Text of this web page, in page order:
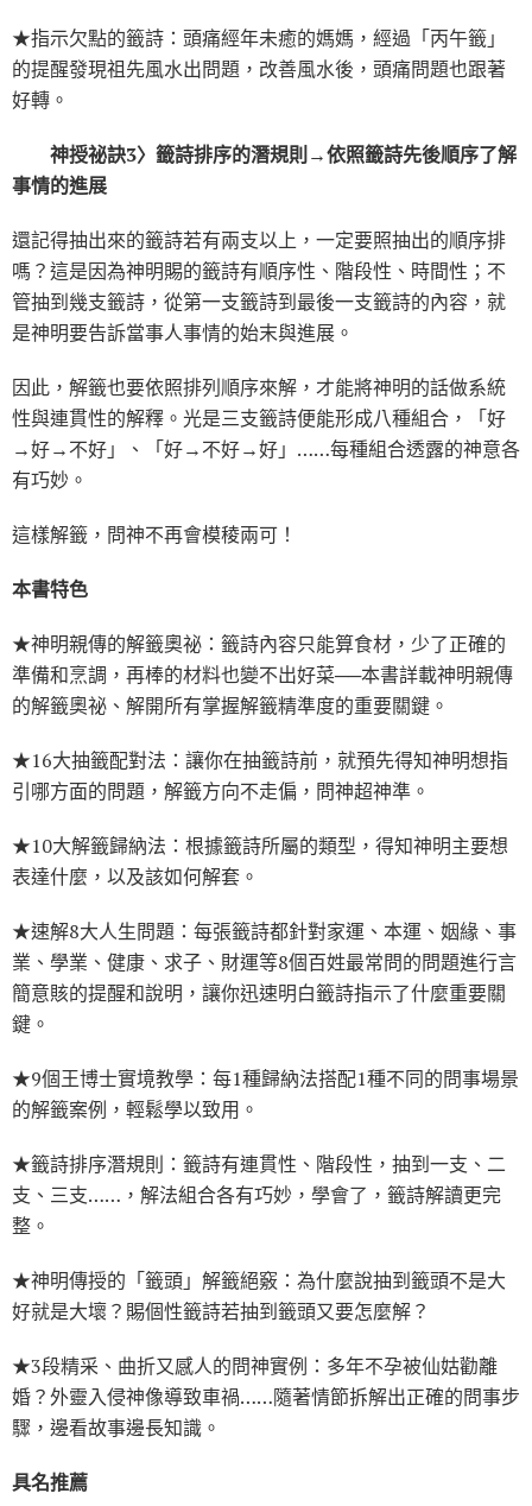
★指示欠點的籤詩：頭痛經年未癒的媽媽，經過「丙午籤」
的提醒發現祖先風水出問題，改善風水後，頭痛問題也跟著
好轉。
神授祕訣3〉籤詩排序的潛規則→依照籤詩先後順序了解
事情的進展
還記得抽出來的籤詩若有兩支以上，一定要照抽出的順序排
嗎？這是因為神明賜的籤詩有順序性、階段性、時間性；不
管抽到幾支籤詩，從第一支籤詩到最後一支籤詩的內容，就
是神明要告訴當事人事情的始末與進展。
因此，解籤也要依照排列順序來解，才能將神明的話做系統
性與連貫性的解釋。光是三支籤詩便能形成八種組合，「好
→好→不好」、「好→不好→好」……每種組合透露的神意各
有巧妙。
這樣解籤，問神不再會模稜兩可！
本書特色
★神明親傳的解籤奧祕：籤詩內容只能算食材，少了正確的
準備和烹調，再棒的材料也變不出好菜──本書詳載神明親傳
的解籤奧祕、解開所有掌握解籤精準度的重要關鍵。
★16大抽籤配對法：讓你在抽籤詩前，就預先得知神明想指
引哪方面的問題，解籤方向不走偏，問神超神準。
★10大解籤歸納法：根據籤詩所屬的類型，得知神明主要想
表達什麼，以及該如何解套。
★速解8大人生問題：每張籤詩都針對家運、本運、姻緣、事
業、學業、健康、求子、財運等8個百姓最常問的問題進行言
簡意賅的提醒和說明，讓你迅速明白籤詩指示了什麼重要關
鍵。
★9個王博士實境教學：每1種歸納法搭配1種不同的問事場景
的解籤案例，輕鬆學以致用。
★籤詩排序潛規則：籤詩有連貫性、階段性，抽到一支、二
支、三支……，解法組合各有巧妙，學會了，籤詩解讀更完
整。
★神明傳授的「籤頭」解籤絕竅：為什麼說抽到籤頭不是大
好就是大壞？賜個性籤詩若抽到籤頭又要怎麼解？
★3段精采、曲折又感人的問神實例：多年不孕被仙姑勸離
婚？外靈入侵神像導致車禍……隨著情節拆解出正確的問事步
驟，邊看故事邊長知識。
具名推薦